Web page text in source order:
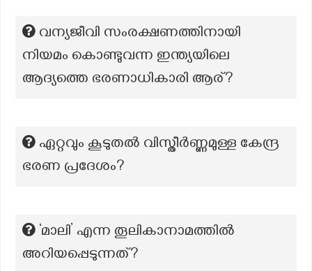
വന്യജീവി സംരക്ഷണത്തിനായി
നിയമം കൊണ്ടുവന്ന ഇന്ത്യയിലെ
ആദ്യത്തെ ഭരണാധികാരി ആര്?
ഏറ്റവും കൂടുതൽ വിസ്തീർണ്ണമുള്ള കേന്ദ്ര
ഭരണ പ്രദേശം?
‘മാലി’ എന്ന തൂലികാനാമത്തില്‍
അറിയപ്പെടുന്നത്?